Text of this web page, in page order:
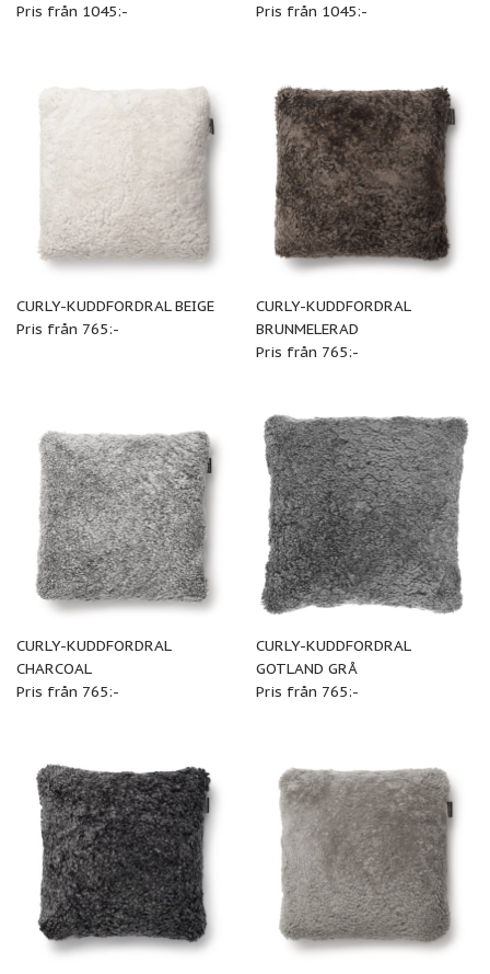
Pris från 1045:-
Pris från 1045:-
CURLY-KUDDFORDRAL BEIGE
Pris från 765:-
CURLY-KUDDFORDRAL
BRUNMELERAD
Pris från 765:-
CURLY-KUDDFORDRAL
CHARCOAL
Pris från 765:-
CURLY-KUDDFORDRAL
GOTLAND GRÅ
Pris från 765:-